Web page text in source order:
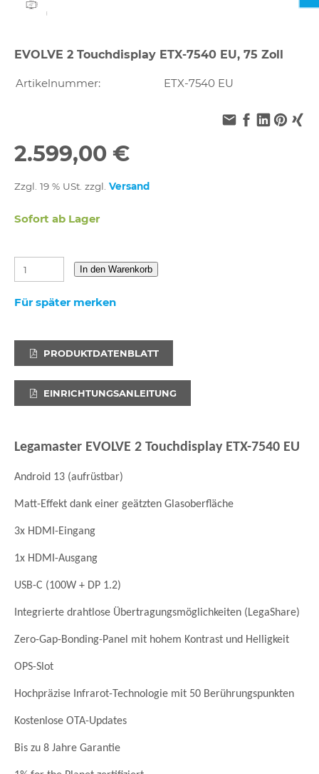
EVOLVE 2 Touchdisplay ETX-7540 EU, 75 Zoll
Artikelnummer: ETX-7540 EU
2.599,00 €
Zzgl. 19 % USt. zzgl. Versand
Sofort ab Lager
In den Warenkorb
Für später merken
PRODUKTDATENBLATT
EINRICHTUNGSANLEITUNG
Legamaster EVOLVE 2 Touchdisplay ETX-7540 EU
Android 13 (aufrüstbar)
Matt-Effekt dank einer geätzten Glasoberfläche
3x HDMI-Eingang
1x HDMI-Ausgang
USB-C (100W + DP 1.2)
Integrierte drahtlose Übertragungsmöglichkeiten (LegaShare)
Zero-Gap-Bonding-Panel mit hohem Kontrast und Helligkeit
OPS-Slot
Hochpräzise Infrarot-Technologie mit 50 Berührungspunkten
Kostenlose OTA-Updates
Bis zu 8 Jahre Garantie